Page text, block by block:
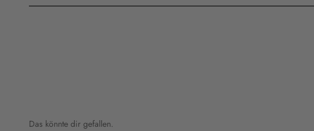
Das könnte dir gefallen.